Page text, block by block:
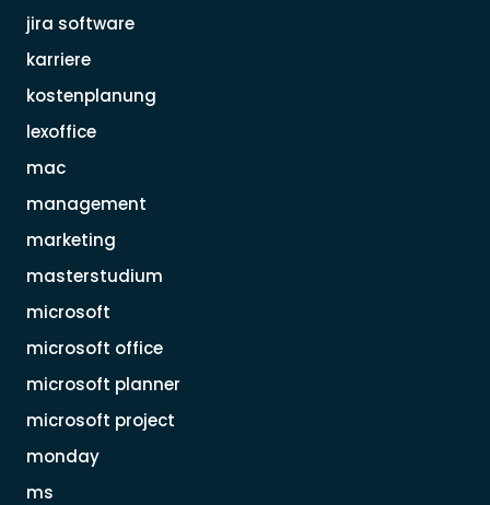
jira software
karriere
kostenplanung
lexoffice
mac
management
marketing
masterstudium
microsoft
microsoft office
microsoft planner
microsoft project
monday
ms